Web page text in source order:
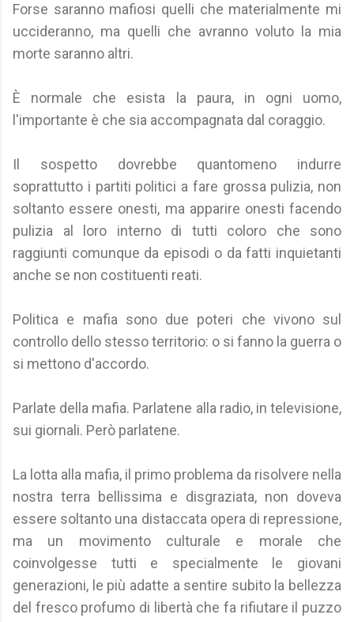
Forse saranno mafiosi quelli che materialmente mi
uccideranno, ma quelli che avranno voluto la mia
morte saranno altri.
È normale che esista la paura, in ogni uomo,
l'importante è che sia accompagnata dal coraggio.
Il sospetto dovrebbe quantomeno indurre
soprattutto i partiti politici a fare grossa pulizia, non
soltanto essere onesti, ma apparire onesti facendo
pulizia al loro interno di tutti coloro che sono
raggiunti comunque da episodi o da fatti inquietanti
anche se non costituenti reati.
Politica e mafia sono due poteri che vivono sul
controllo dello stesso territorio: o si fanno la guerra o
si mettono d'accordo.
Parlate della mafia. Parlatene alla radio, in televisione,
sui giornali. Però parlatene.
La lotta alla mafia, il primo problema da risolvere nella
nostra terra bellissima e disgraziata, non doveva
essere soltanto una distaccata opera di repressione,
ma un movimento culturale e morale che
coinvolgesse tutti e specialmente le giovani
generazioni, le più adatte a sentire subito la bellezza
del fresco profumo di libertà che fa rifiutare il puzzo